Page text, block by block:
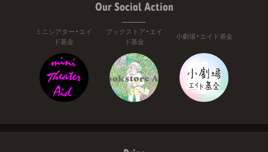
Our Social Action
ミニシアター・エイ
ド基金
ブックストア・エイ
ド基金
小劇場・エイド基金